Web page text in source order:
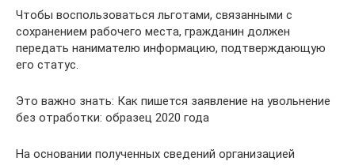
Чтобы воспользоваться льготами, связанными с
сохранением рабочего места, гражданин должен
передать нанимателю информацию, подтверждающую
его статус.
Это важно знать: Как пишется заявление на увольнение
без отработки: образец 2020 года
На основании полученных сведений организацией